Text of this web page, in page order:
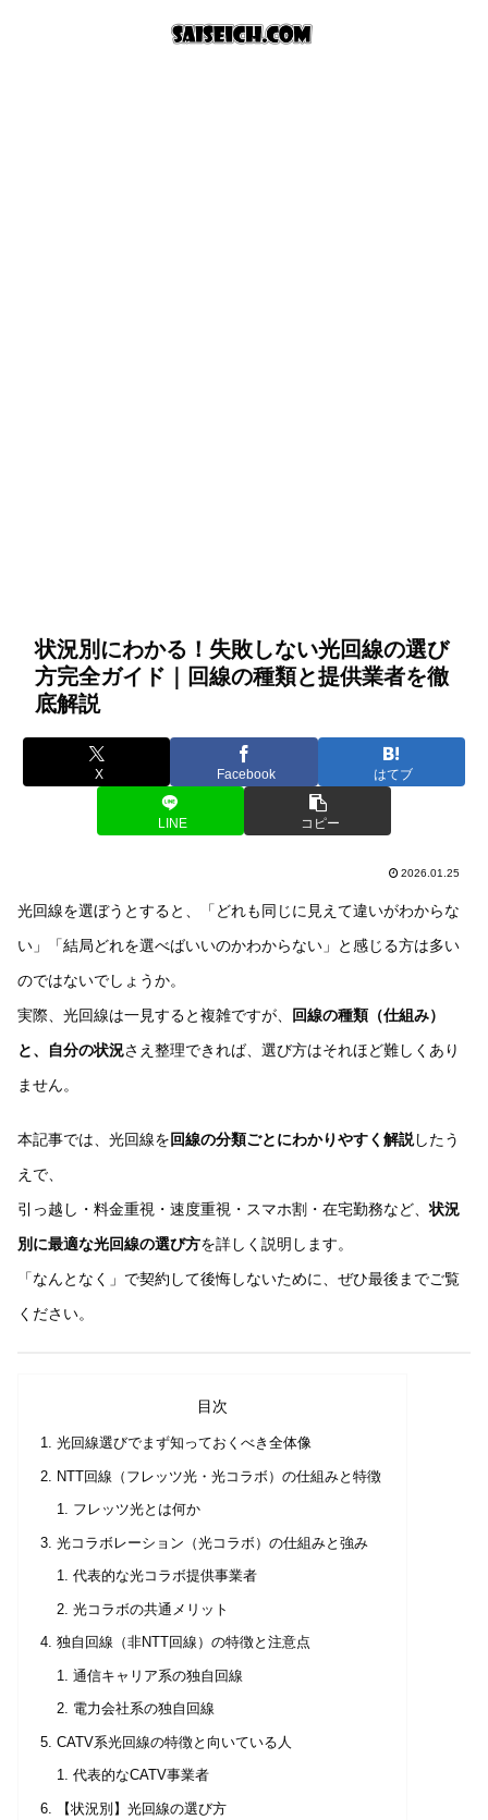
状況別にわかる！失敗しない光回線の選び
方完全ガイド｜回線の種類と提供業者を徹
底解説
X Facebook はてブ
LINE コピー
2026.01.25
光回線を選ぼうとすると、「どれも同じに見えて違いがわからな
い」「結局どれを選べばいいのかわからない」と感じる方は多い
のではないでしょうか。
実際、光回線は一見すると複雑ですが、
回線の種類（仕組み）
と、自分の状況さえ整理できれば、選び方はそれほど難しくあり
ません。
本記事では、光回線を回線の分類ごとにわかりやすく解説したう
えで、
引っ越し・料金重視・速度重視・スマホ割・在宅勤務など、状況
別に最適な光回線の選び方を詳しく説明します。
「なんとなく」で契約して後悔しないために、ぜひ最後までご覧
ください。
目次
光回線選びでまず知っておくべき全体像
NTT回線（フレッツ光・光コラボ）の仕組みと特徴
フレッツ光とは何か
光コラボレーション（光コラボ）の仕組みと強み
代表的な光コラボ提供事業者
光コラボの共通メリット
独自回線（非NTT回線）の特徴と注意点
通信キャリア系の独自回線
電力会社系の独自回線
CATV系光回線の特徴と向いている人
代表的なCATV事業者
【状況別】光回線の選び方